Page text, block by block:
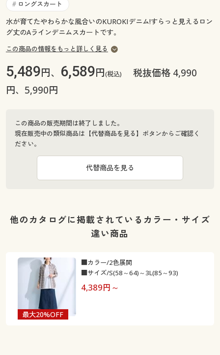
サポート
ご利用ガイド
よくある質問とお問い合わせ
# ロングスカート
水が育てたやわらかな風合いのKUROKIデニム!すらっと見えるロン
グ丈のAラインデニムスカートです。
この商品の情報をもっと詳しく見る
5,489円、 6,589円(税込)
税抜価格 4,990
円、5,990円
この商品の販売期間は終了しました。
現在販売中の類似商品は【代替商品を見る】ボタンからご確認く
ださい。
代替商品を見る
他のカタログに掲載されているカラー・サイズ
違い商品
最大20%OFF
4,389円～
■カラー/2色展開
■サイズ/S(58～64)～3L(85～93)